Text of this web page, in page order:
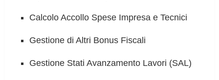
Calcolo Accollo Spese Impresa e Tecnici
Gestione di Altri Bonus Fiscali
Gestione Stati Avanzamento Lavori (SAL)